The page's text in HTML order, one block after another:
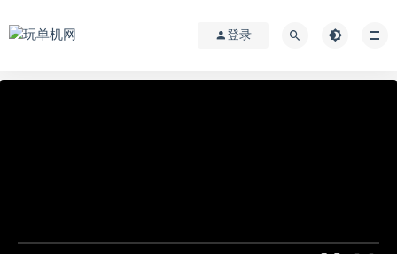
登录